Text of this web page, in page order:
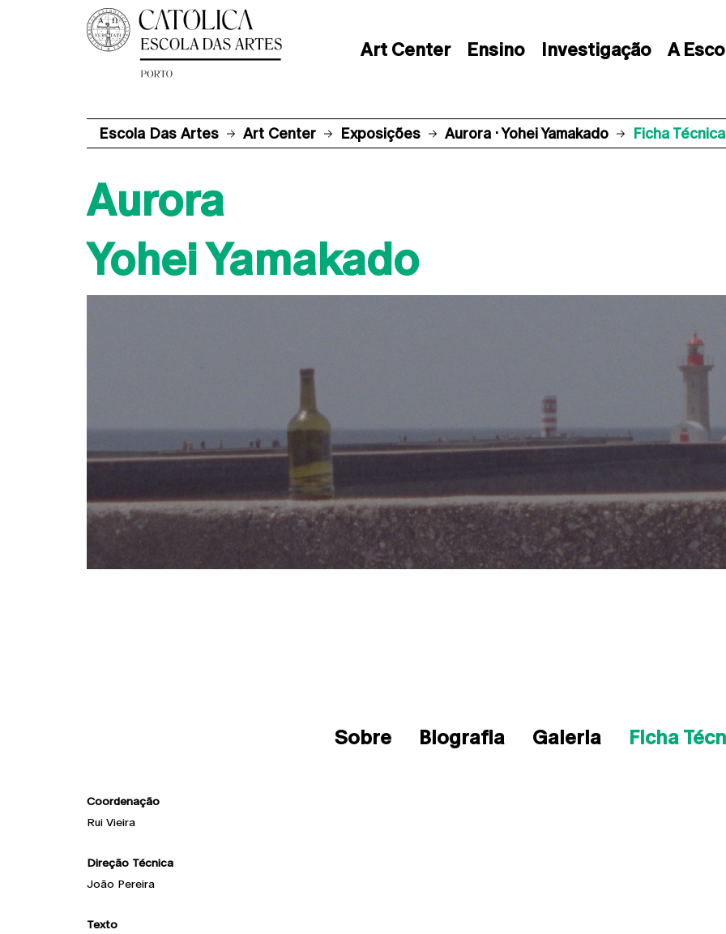
Art Center Ensino Investigação A
Escola Das Artes Art Center Exposições Aurora · Yohei Yamakado Ficha Técnica
Aurora
Yohei Yamakado
Sobre Biografia Galeria Ficha
Coordenação
Rui Vieira
Direção Técnica
João Pereira
Texto